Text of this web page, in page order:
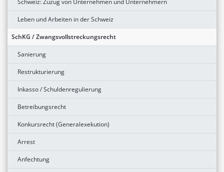
Schweiz: Zuzug von Unternehmen und Unternehmern
Leben und Arbeiten in der Schweiz
SchKG / Zwangsvollstreckungsrecht
Sanierung
Restrukturierung
Inkasso / Schuldenregulierung
Betreibungsrecht
Konkursrecht (Generalexekution)
Arrest
Anfechtung